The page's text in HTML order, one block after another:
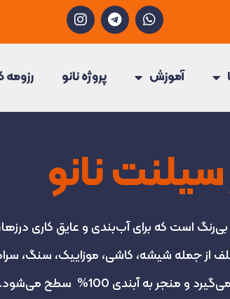
W
h
a
a
p
T
e
l
m
I
n
s
a
g
a
آموزش پروژه نانو رزومه
سیلنت نانو
است که برای آب‌بندی و عایق کاری
از جمله شیشه، کاشی، موزاییک، سنگ،
به آبندی 100% سطح می‌شود.